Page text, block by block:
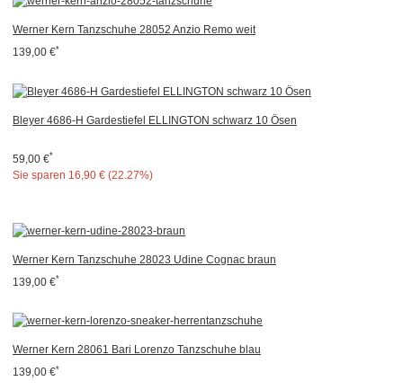
Werner Kern Tanzschuhe 28052 Anzio Remo weit
139,00 €*
Bleyer 4686-H Gardestiefel ELLINGTON schwarz 10 Ösen
59,00 €*
Sie sparen 16,90 € (22.27%)
Werner Kern Tanzschuhe 28023 Udine Cognac braun
139,00 €*
Werner Kern 28061 Bari Lorenzo Tanzschuhe blau
139,00 €*